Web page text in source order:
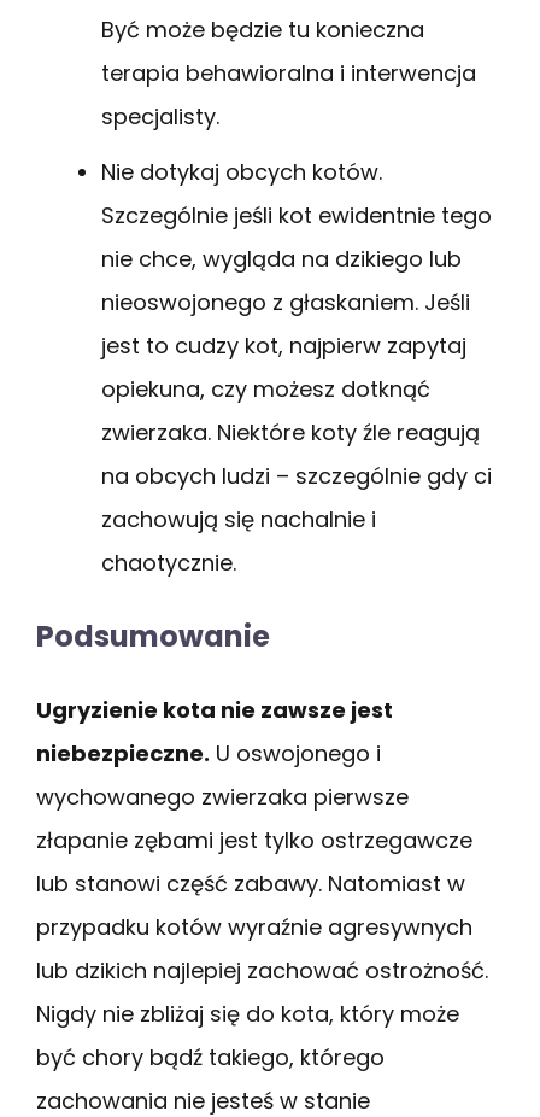
Być może będzie tu konieczna
terapia behawioralna i interwencja
specjalisty.
Nie dotykaj obcych kotów.
Szczególnie jeśli kot ewidentnie tego
nie chce, wygląda na dzikiego lub
nieoswojonego z głaskaniem. Jeśli
jest to cudzy kot, najpierw zapytaj
opiekuna, czy możesz dotknąć
zwierzaka. Niektóre koty źle reagują
na obcych ludzi – szczególnie gdy ci
zachowują się nachalnie i
chaotycznie.
Podsumowanie
Ugryzienie kota nie zawsze jest
niebezpieczne. U oswojonego i
wychowanego zwierzaka pierwsze
złapanie zębami jest tylko ostrzegawcze
lub stanowi część zabawy. Natomiast w
przypadku kotów wyraźnie agresywnych
lub dzikich najlepiej zachować ostrożność.
Nigdy nie zbliżaj się do kota, który może
być chory bądź takiego, którego
zachowania nie jesteś w stanie